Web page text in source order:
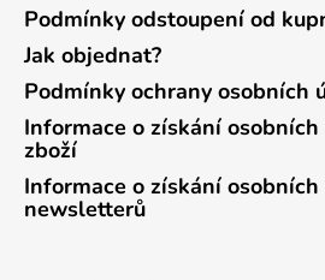
Podmínky odstoupení od
Jak objednat?
Podmínky ochrany osobních
Informace o získání
zboží
Informace o získání
newsletterů